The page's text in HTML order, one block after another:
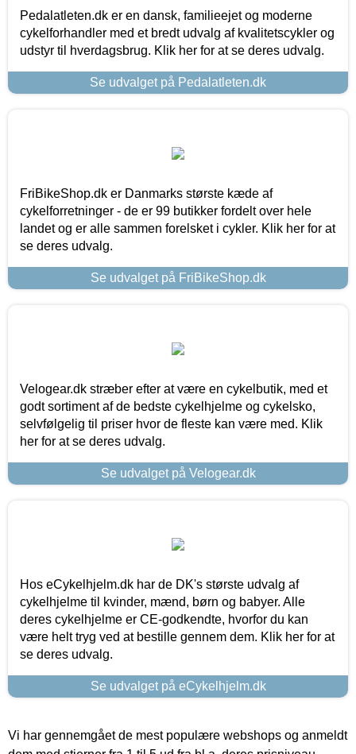
Pedalatleten.dk er en dansk, familieejet og moderne
cykelforhandler med et bredt udvalg af kvalitetscykler og
udstyr til hverdagsbrug. Klik her for at se deres udvalg.
Se udvalget på Pedalatleten.dk
FriBikeShop.dk er Danmarks største kæde af
cykelforretninger - de er 99 butikker fordelt over hele
landet og er alle sammen forelsket i cykler. Klik her for at
se deres udvalg.
Se udvalget på FriBikeShop.dk
Velogear.dk stræber efter at være en cykelbutik, med et
godt sortiment af de bedste cykelhjelme og cykelsko,
selvfølgelig til priser hvor de fleste kan være med. Klik
her for at se deres udvalg.
Se udvalget på Velogear.dk
Hos eCykelhjelm.dk har de DK's største udvalg af
cykelhjelme til kvinder, mænd, børn og babyer. Alle
deres cykelhjelme er CE-godkendte, hvorfor du kan
være helt tryg ved at bestille gennem dem. Klik her for at
se deres udvalg.
Se udvalget på eCykelhjelm.dk
Vi har gennemgået de mest populære webshops og anmeldt